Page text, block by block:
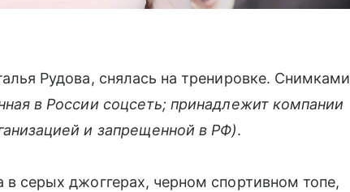
Рудова, снялась на тренировке. Снимками
в России соцсеть; принадлежит компании
и запрещенной в РФ).
в серых джоггерах, черном спортивном топе,